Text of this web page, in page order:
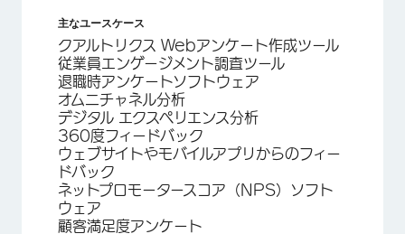
主なユースケース
クアルトリクス Webアンケート作成ツール
従業員エンゲージメント調査ツール
退職時アンケートソフトウェア
オムニチャネル分析
デジタル エクスペリエンス分析
360度フィードバック
ウェブサイトやモバイルアプリからのフィー
ドバック
ネットプロモータースコア（NPS）ソフト
ウェア
顧客満足度アンケート